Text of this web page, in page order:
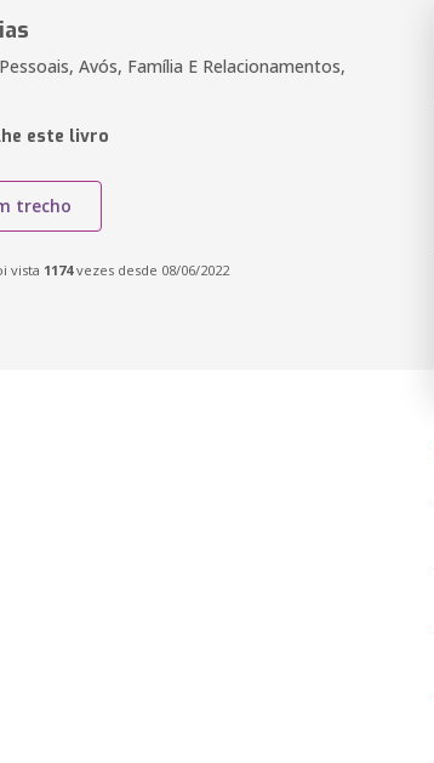
Avós, Família E Relacionamentos,
este livro
trecho
vista 1174vezes desde 08/06/2022